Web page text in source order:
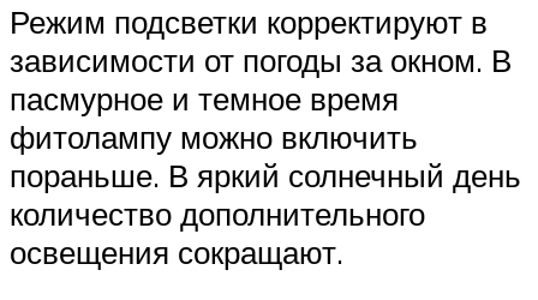
Режим подсветки корректируют в
зависимости от погоды за окном. В
пасмурное и темное время
фитолампу можно включить
пораньше. В яркий солнечный день
количество дополнительного
освещения сокращают.